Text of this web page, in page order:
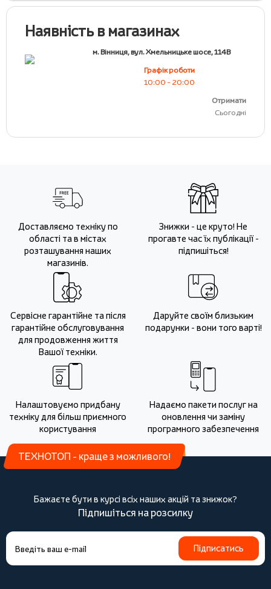
Наявність в магазинах
м. Вінниця, вул. Хмельницьке шосе, 114В
Графік роботи
10:00 - 20:00
Отримати
Сьогодні
Доставляємо техніку по
області та в містах
розташування наших
магазинів.
Знижки - це круто! Не
прогавте час їх публікації -
підпишіться!
Сервісне гарантійне та після
гарантійне обслуговування
для продовження життя
Вашої техніки.
Даруйте своїм близьким
подарунки - вони того варті!
Налаштовуємо придбану
техніку для більш приємного
користування
Надаємо пакети послуг на
оновлення чи заміну
програмного забезпечення
ТЕХНОТОП - краще з можливого!
Бажаєте бути в курсі всіх наших акцій та знижок?
Підпишіться на розсилку
Підписатись